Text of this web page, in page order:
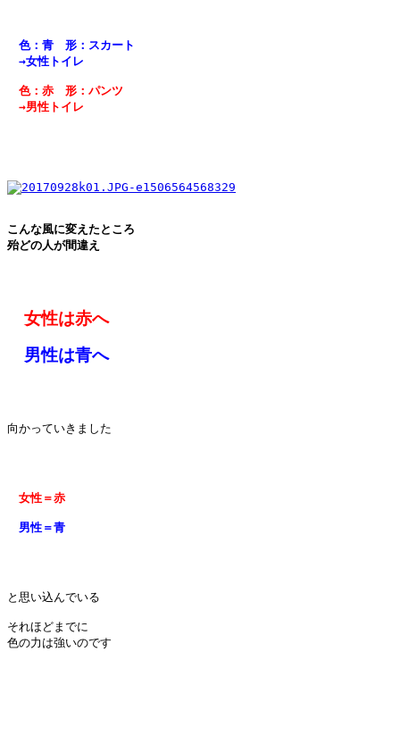
色：青　形：スカート
→女性トイレ
色：赤　形：パンツ
→男性トイレ
こんな風に変えたところ
殆どの人が間違え
女性は赤へ
男性は青へ
向かっていきました
女性＝赤
男性＝青
と思い込んでいる
それほどまでに
色の力は強いのです